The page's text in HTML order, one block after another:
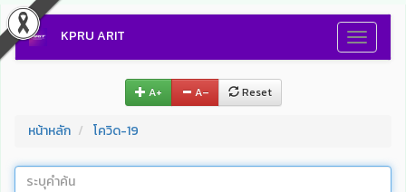
Toggle
KPRU ARIT
A+ A– Reset
หน้าหลัก โควิด-19